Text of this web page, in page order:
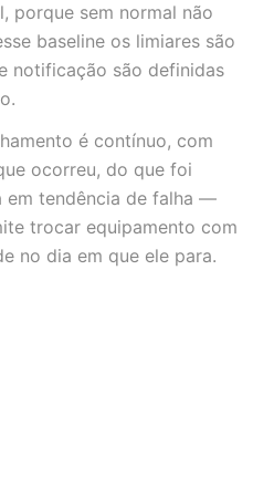
porque sem normal não
baseline os limiares são
notificação são definidas
é contínuo, com
ocorreu, do que foi
em tendência de falha —
trocar equipamento com
no dia em que ele para.